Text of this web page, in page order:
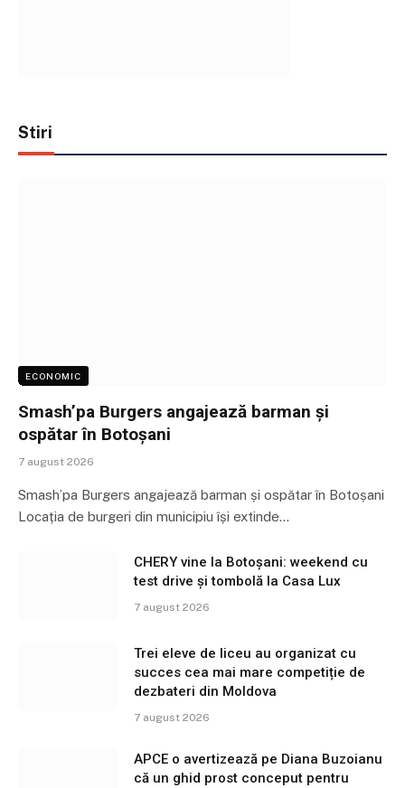
Stiri
ECONOMIC
Smash’pa Burgers angajează barman și
ospătar în Botoșani
7 august 2026
Smash’pa Burgers angajează barman și ospătar în Botoșani
Locația de burgeri din municipiu își extinde…
CHERY vine la Botoșani: weekend cu
test drive și tombolă la Casa Lux
7 august 2026
Trei eleve de liceu au organizat cu
succes cea mai mare competiție de
dezbateri din Moldova
7 august 2026
APCE o avertizează pe Diana Buzoianu
că un ghid prost conceput pentru